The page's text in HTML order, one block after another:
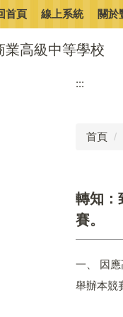
業高級中等學校
首頁 線上系統 關於
:::
首頁
轉知：
賽。
一、 因
舉辦本競